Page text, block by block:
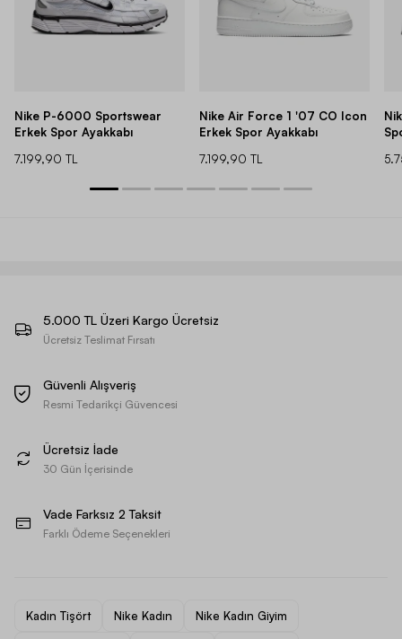
Nike P-6000 Sportswear
Erkek Spor Ayakkabı
7.199,90 TL
Nike Air Force 1 '07 CO Icon
Erkek Spor Ayakkabı
7.199,90 TL
5.000 TL Üzeri Kargo Ücretsiz
Ücretsiz Teslimat Fırsatı
Güvenli Alışveriş
Resmi Tedarikçi Güvencesi
Ücretsiz İade
30 Gün İçerisinde
Vade Farksız 2 Taksit
Farklı Ödeme Seçenekleri
Kadın Tişört Nike Kadın Nike Kadın Giyim